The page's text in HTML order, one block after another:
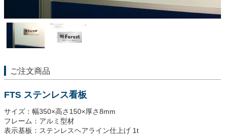
ご注文商品
FTS ステンレス看板
サイズ：幅350×高さ150×厚さ8mm
フレーム：アルミ型材
表示基板：ステンレスヘアライン仕上げ 1t